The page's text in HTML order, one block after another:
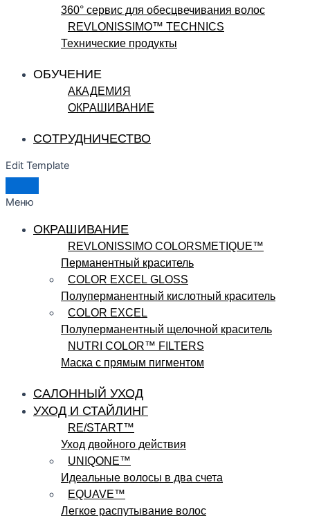
360° сервис для обесцвечивания волос
REVLONISSIMO™ TECHNICS
Технические продукты
ОБУЧЕНИЕ
АКАДЕМИЯ
ОКРАШИВАНИЕ
СОТРУДНИЧЕСТВО
Edit Template
Меню
ОКРАШИВАНИЕ
REVLONISSIMO COLORSMETIQUE™
Перманентный краситель
COLOR EXCEL GLOSS
Полуперманентный кислотный краситель
COLOR EXCEL
Полуперманентный щелочной краситель
NUTRI COLOR™ FILTERS
Маска с прямым пигментом
САЛОННЫЙ УХОД
УХОД И СТАЙЛИНГ
RE/START™
Уход двойного действия
UNIQONE™
Идеальные волосы в два счета
EQUAVE™
Легкое распутывание волос